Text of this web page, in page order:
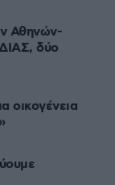
Αθηνών-
δύο
οικογένεια